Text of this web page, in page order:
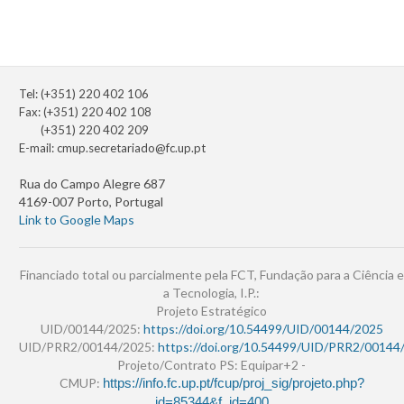
Tel: (+351) 220 402 106
Fax: (+351) 220 402 108
(+351) 220 402 209
E-mail:cmup.secretariado@fc.up.pt
Rua do Campo Alegre 687
4169-007 Porto, Portugal
Link to Google Maps
Financiado total ou parcialmente pela FCT, Fundação para a Ciência e
a Tecnologia, I.P.:
Projeto Estratégico
UID/00144/2025: https://doi.org/10.54499/UID/00144/2025
UID/PRR2/00144/2025: https://doi.org/10.54499/UID/PRR2/
Projeto/Contrato PS: Equipar+2 -
CMUP: https://info.fc.up.pt/fcup/proj_sig/projeto.php?